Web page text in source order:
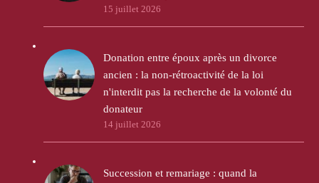
15 juillet 2026
Donation entre époux après un divorce
ancien : la non-rétroactivité de la loi
n'interdit pas la recherche de la volonté du
donateur
14 juillet 2026
Succession et remariage : quand la